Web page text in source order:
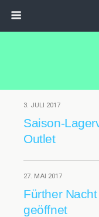
3. JULI 2017
Saison-
Outlet
27. MAI 2017
Fürther
geöffnet